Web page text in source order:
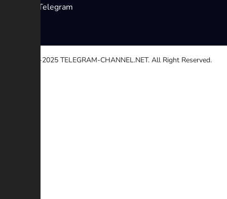
Bots de Telegram
© 2020-2025 TELEGRAM-CHANNEL.NET. All Right Reserved.